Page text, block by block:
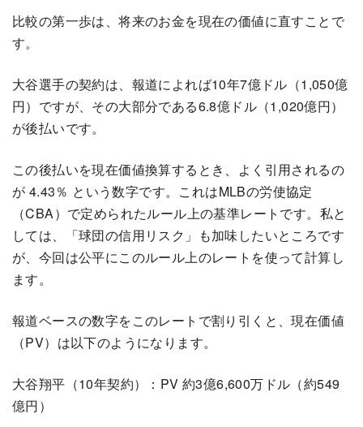
比較の第一歩は、将来のお金を現在の価値に直すことで
す。
大谷選手の契約は、報道によれば10年7億ドル（1,050億
円）ですが、その大部分である6.8億ドル（1,020億円）
が後払いです。
この後払いを現在価値換算するとき、よく引用されるの
が 4.43％ という数字です。これはMLBの労使協定
（CBA）で定められたルール上の基準レートです。私と
しては、「球団の信用リスク」も加味したいところです
が、今回は公平にこのルール上のレートを使って計算し
ます。
報道ベースの数字をこのレートで割り引くと、現在価値
（PV）は以下のようになります。
大谷翔平（10年契約）：PV 約3億6,600万ドル（約549
億円）